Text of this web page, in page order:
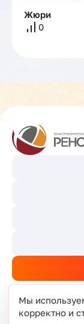
Жюри
0
Мы
корректно и